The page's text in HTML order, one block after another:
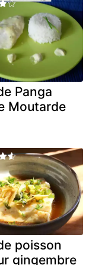
Panga
Moutarde
poisson
gingembre